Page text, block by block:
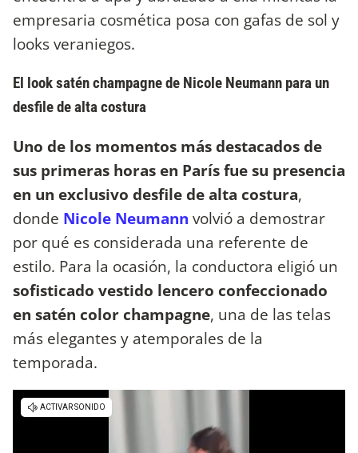
empresaria cosmética posa con gafas de sol y
looks veraniegos.
El look satén champagne de Nicole Neumann para un
desfile de alta costura
Uno de los momentos más destacados de
sus primeras horas en París fue su presencia
en un exclusivo desfile de alta costura,
donde Nicole Neumann volvió a demostrar
por qué es considerada una referente de
estilo. Para la ocasión, la conductora eligió un
sofisticado vestido lencero confeccionado
en satén color champagne, una de las telas
más elegantes y atemporales de la
temporada.